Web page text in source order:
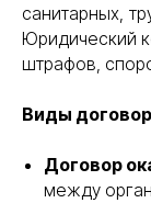
санитарных,
Юридический
штрафов,
Виды
Договор
между